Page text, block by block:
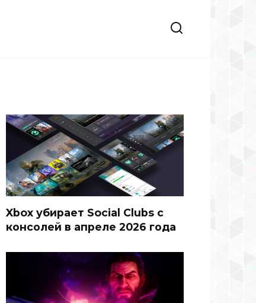
Xbox убирает Social Clubs с
консолей в апреле 2026 года